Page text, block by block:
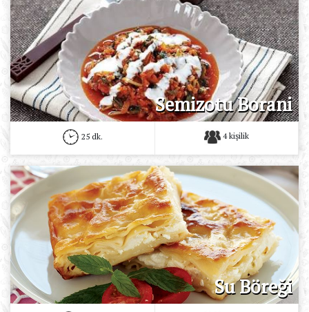
Semizotu Borani
25 dk. 4 kişilik
Su Böreği